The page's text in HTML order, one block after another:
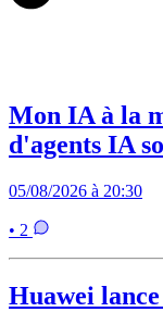
Mon IA à la
d'agents IA
05/08/2026 à 20:30
• 2
Huawei